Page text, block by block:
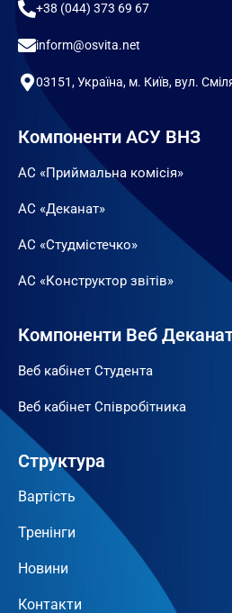
+38 (044) 373 69 67
inform@osvita.net
03151, Україна, м. Київ, вул.
Компоненти АСУ ВНЗ
АС «Приймальна комісія»
АС «Деканат»
АС «Студмістечко»
АС «Конструктор звітів»
Компоненти Веб
Веб кабінет Студента
Веб кабінет Співробітника
Структура
Вартість
Тренінги
Новини
Контакти